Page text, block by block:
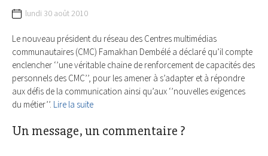
lundi 30 août 2010
Le nouveau président du réseau des Centres multimédias
communautaires (CMC) Famakhan Dembélé a déclaré qu’il compte
enclencher ‘’une véritable chaine de renforcement de capacités des
personnels des CMC’’, pour les amener à s’adapter et à répondre
aux défis de la communication ainsi qu’aux ‘’nouvelles exigences
du métier’’. Lire la suite
Un message, un commentaire ?